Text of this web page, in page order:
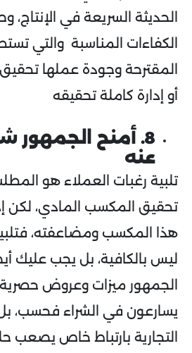
الحديثة السريعة في الإنتاج،
الكفاءات المناسبة والتي
المقترحة وجودة عملها
أو إدارة كاملة تحقيقه
8. أمنح الجمهور
عنه
تلبية رغبات العملاء هو
تحقيق المكسب المادي، لكن
هذا المكسب ومضاعفته،
ليس بالكافية، بل يجب عليك
الجمهور ميزات وعروض
يسارعون في الشراء فحسب،
التجارية بارتباط خاص يصعب